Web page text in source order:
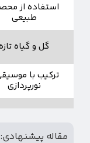
استفاده از
طبیعی
گل و گیاه تازه
ترکیب با
نورپردازی
مقاله پیشنهادی: